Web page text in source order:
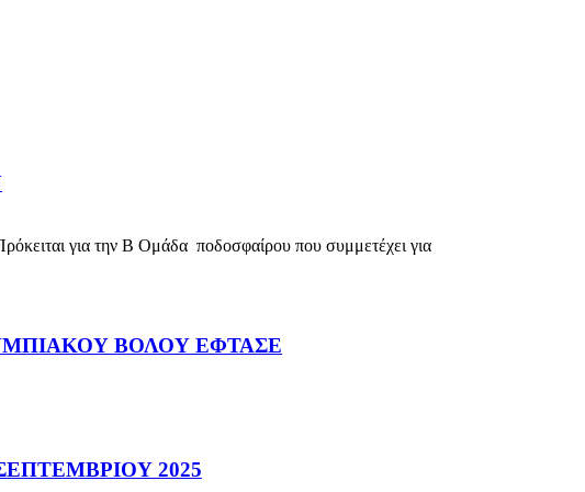
για την Β Ομάδα ποδοσφαίρου που συμμετέχει για
ΒΟΛΟΥ ΕΦΤΑΣΕ
2025